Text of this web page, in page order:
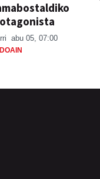
abu 05, 07:00